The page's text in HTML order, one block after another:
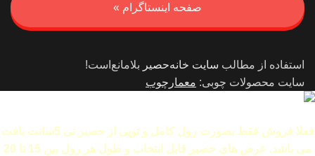
صفحه اینستاگرام »
استفاده از مطالب سایت خانه‌حصیر بلامانع‌است!
سایت محصولات چوبی: معمارچوب
فعلا فروش فقط بصورت رول کامل و توپی از حصیر نی 5سانت بافت
می باشد. عرض های حصیر قابل انتخاب و طول هر رول بین 15 تا 20